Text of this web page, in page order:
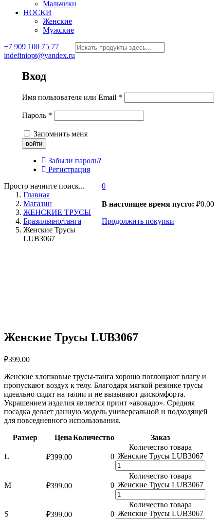
Мальчики
НОСКИ
Женские
Мужские
+7 909 100 75 77
indefiniopt@yandex.ru
Вход
Имя пользователя или Email *
Пароль *
Запомнить меня
Забыли пароль?
Регистрация
0
В настоящее время пусто: ₽0.00
Продолжить покупки
Просто начните поиск...
Главная
Магазин
ЖЕНСКИЕ ТРУСЫ
Бразильяно/танга
Женские Трусы
LUB3067
Женские Трусы LUB3067
₽399.00
Женские хлопковые трусы-танга хорошо поглощают влагу и
пропускают воздух к телу. Благодаря мягкой резинке трусы
идеально сидят на талии и не вызывают дискомфорта.
Украшением изделия является принт «авокадо». Средняя
посадка делает данную модель универсальной и подходящей
для повседневного использования.
Размер ЦенаКоличество Заказ
L ₽399.00 0
Количество товара
Женские Трусы LUB3067
M ₽399.00 0
Количество товара
Женские Трусы LUB3067
S ₽399.00 0
Количество товара
Женские Трусы LUB3067